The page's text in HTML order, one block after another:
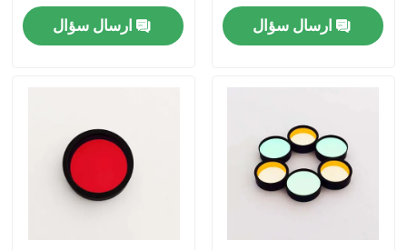
کنترل کیفیت
درخواست نقل قول
فیلتر باندپاس نوری
فیلتر باند فلورسنت
ارسال سؤال ارسال سؤال